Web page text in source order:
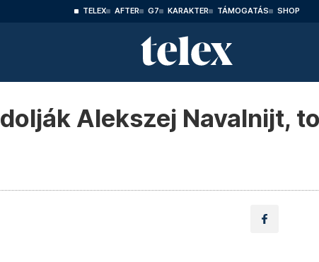
TELEX AFTER G7 KARAKTER TÁMOGATÁS SHOP
Alekszej Navalnijt,